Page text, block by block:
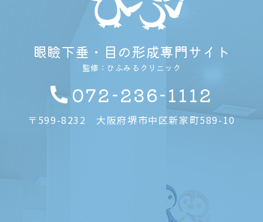
眼瞼下垂・目の形成専門サイト
監修：ひふみるクリニック
072-236-1112
〒599-8232 大阪府堺市中区新家町589-10